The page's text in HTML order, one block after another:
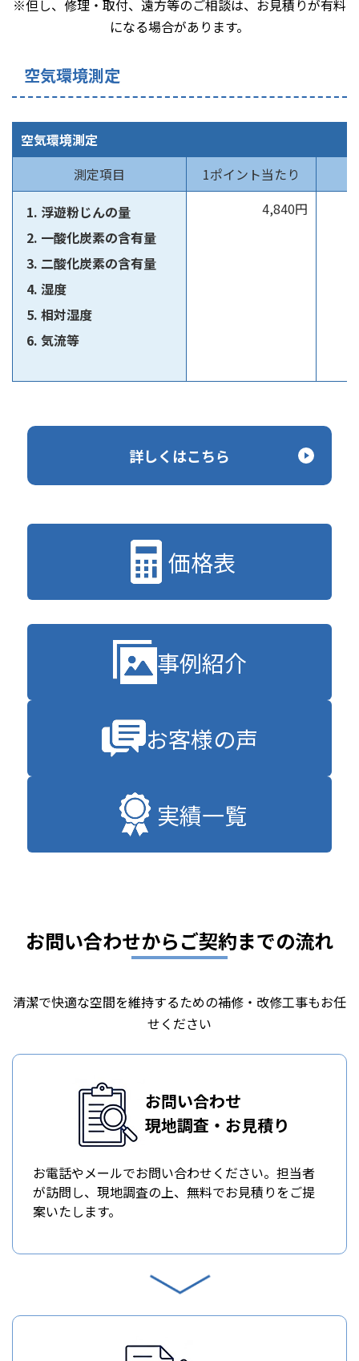
※但し、修理・取付、遠方等のご相談は、お見積りが有料
になる場合があります。
空気環境測定
空気環境測定
測定項目
1ポイント当たり
浮遊粉じんの量
一酸化炭素の含有量
二酸化炭素の含有量
湿度
相対湿度
気流等
4,840円
詳しくはこちら
価格表
事例紹介
お客様の声
実績一覧
お問い合わせからご契約までの流れ
清潔で快適な空間を維持するための補修・改修工事もお任
せください
お問い合わせ
現地調査・お見積り
お電話やメールでお問い合わせください。担当者
が訪問し、現地調査の上、無料でお見積りをご提
案いたします。